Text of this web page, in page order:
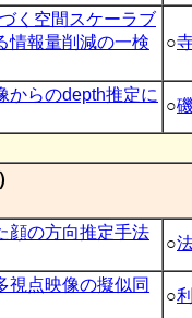
く空間スケーラブ
情報量削減の一検
○
からのdepth推定に
○
顔の方向推定手法
○
視点映像の擬似同
○